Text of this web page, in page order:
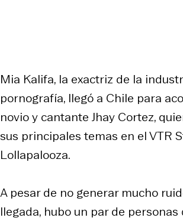
Mia Kalifa, la exactriz de la
pornografía, llegó a Chile para
novio y cantante Jhay Cortez,
sus principales temas en el VTR
Lollapalooza.
A pesar de no generar mucho
llegada, hubo un par de